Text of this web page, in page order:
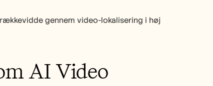
gennem video-lokalisering i høj
AI Video